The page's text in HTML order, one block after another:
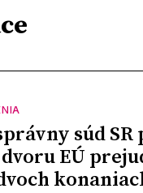
súd
dvoru EÚ